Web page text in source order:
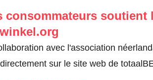
consommateurs soutient
avec l'association
sur le site web de